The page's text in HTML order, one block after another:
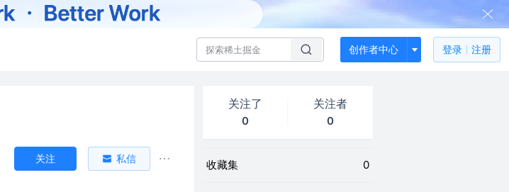
创作者中心 登录 注册
关注 私信
关注了
0
关注者
0
收藏集 0